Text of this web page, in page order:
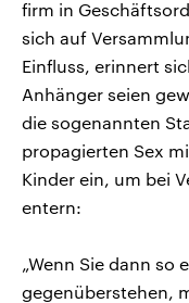
firm in
sich auf
Einfluss, erinnert
Anhänger seien
die sogenannten
propagierten Sex
Kinder ein, um bei
entern:
„Wenn Sie dann so
gegenüberstehen,